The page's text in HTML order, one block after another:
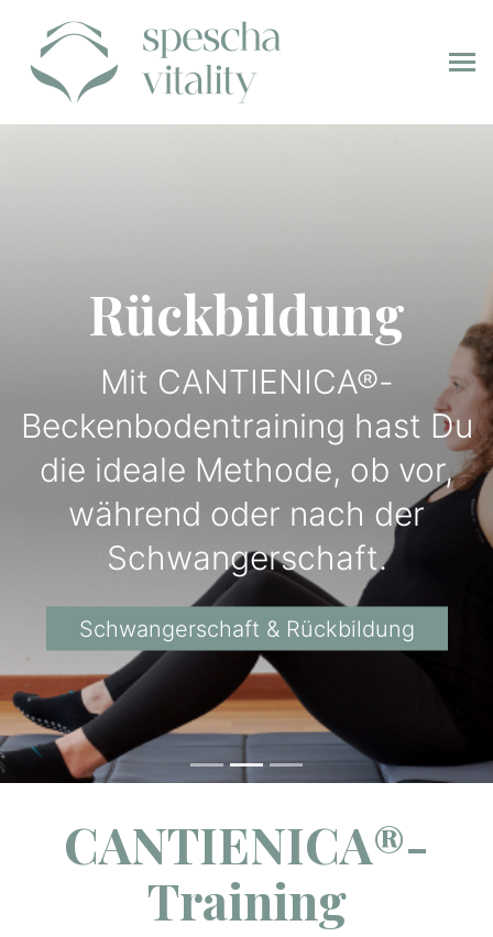
Rückbildung
Mit CANTIENICA®-
Beckenbodentraining hast Du
die ideale Methode, ob vor,
während oder nach der
Schwangerschaft.
Schwangerschaft & Rückbildung
CANTIENICA®-
Training